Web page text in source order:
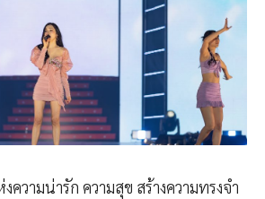
วามน่ารัก ความสุข สร้างความทรงจำ